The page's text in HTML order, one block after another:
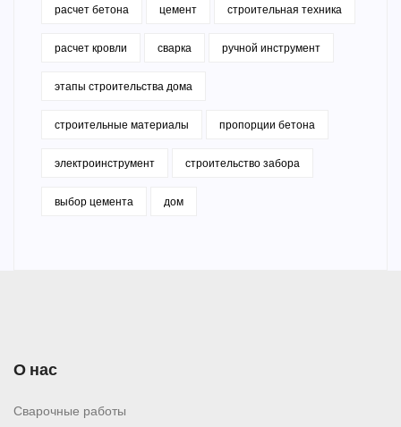
расчет бетона цемент строительная техника
расчет кровли сварка ручной инструмент
этапы строительства дома
строительные материалы пропорции бетона
электроинструмент строительство забора
выбор цемента дом
О нас
Сварочные работы